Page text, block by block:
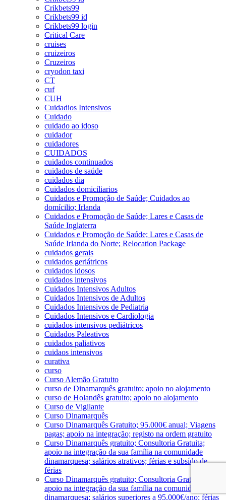
Crikbets99
Crikbets99 id
Crikbets99 login
Critical Care
cruises
cruizeiros
Cruzeiros
cryodon taxi
CT
cuf
CUH
Cuidadios Intensivos
Cuidado
cuidado ao idoso
cuidador
cuidadores
CUIDADOS
cuidados continuados
cuidados de saúde
cuidados dia
Cuidados domiciliarios
Cuidados e Promoção de Saúde; Cuidados ao
domícilio; Irlanda
Cuidados e Promoção de Saúde; Lares e Casas de
Saúde Inglaterra
Cuidados e Promoção de Saúde; Lares e Casas de
Saúde Irlanda do Norte; Relocation Package
cuidados gerais
cuidados geriátricos
cuidados idosos
cuidados intensivos
Cuidados Intensivos Adultos
Cuidados Intensivos de Adultos
Cuidados Intensivos de Pediatria
Cuidados Intensivos e Cardiologia
cuidados intensivos pediátricos
Cuidados Paleativos
cuidados paliativos
cuidaos intensivos
curativa
curso
Curso Alemão Gratuito
curso de Dinamarquês gratuito; apoio no alojamento
curso de Holandês gratuito; apoio no alojamento
Curso de Vigilante
Curso Dinamarquês
Curso Dinamarquês Gratuito; 95.000€ anual; Viagens
pagas; apoio na integração; registo na ordem gratuito
Curso Dinamarquês gratuito; Consultoria Gratuita;
apoio na integração da sua família na comunidade
dinamarquesa; salários atrativos; férias e subsído de
férias
Curso Dinamarquês gratuito; Consultoria Gratuita;
apoio na integração da sua família na comunidade
dinamarquesa; salários superiores a 95.000€/ano; férias